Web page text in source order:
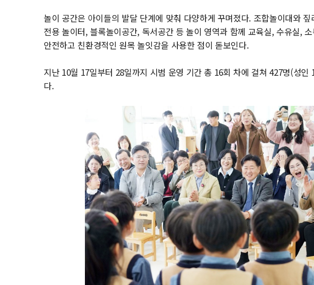
놀이 공간은 아이들의 발달 단계에 맞춰 다양하게 꾸며졌다. 조합놀이대와
전용 놀이터, 블록놀이공간, 독서공간 등 놀이 영역과 함께 교육실, 수유실,
안전하고 친환경적인 원목 놀잇감을 사용한 점이 돋보인다.
지난 10월 17일부터 28일까지 시범 운영 기간 총 16회 차에 걸쳐 427명(성
다.